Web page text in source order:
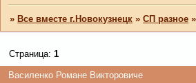
»Все вместе г.Новокузнецк »СП разное
Василенко Романе Викторовиче
Страница:1